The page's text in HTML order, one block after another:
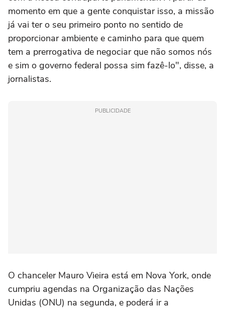
momento em que a gente conquistar isso, a missão
já vai ter o seu primeiro ponto no sentido de
proporcionar ambiente e caminho para que quem
tem a prerrogativa de negociar que não somos nós
e sim o governo federal possa sim fazê-lo", disse, a
jornalistas.
PUBLICIDADE
O chanceler Mauro Vieira está em Nova York, onde
cumpriu agendas na Organização das Nações
Unidas (ONU) na segunda, e poderá ir a